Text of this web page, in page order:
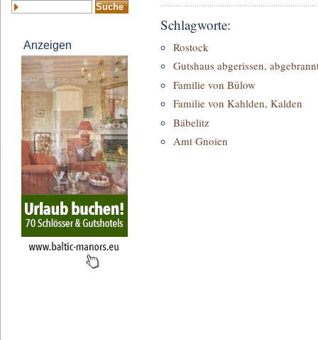
Anzeigen
Schlagworte:
Rostock
Gutshaus abgerissen,
Familie von Bülow
Familie von Kahlden, Kalden
Bäbelitz
Amt Gnoien